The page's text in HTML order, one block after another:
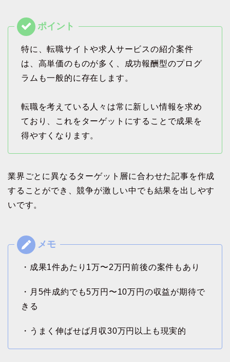
特に、転職サイトや求人サービスの紹介案件
は、高単価のものが多く、成功報酬型のプログ
ラムも一般的に存在します。
転職を考えている人々は常に新しい情報を求め
ており、これをターゲットにすることで成果を
得やすくなります。
業界ごとに異なるターゲット層に合わせた記事を作成
することができ、競争が激しい中でも結果を出しやす
いです。
・成果1件あたり1万〜2万円前後の案件もあり
・月5件成約でも5万円〜10万円の収益が期待で
きる
・うまく伸ばせば月収30万円以上も現実的